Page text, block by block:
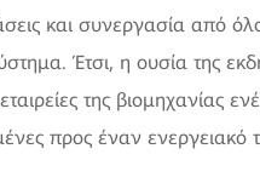
και συνεργασία από
Έτσι, η ουσία της
της βιομηχανίας
προς έναν ενεργειακό